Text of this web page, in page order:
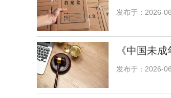
发布于：2026-
《中国未
发布于：2026-